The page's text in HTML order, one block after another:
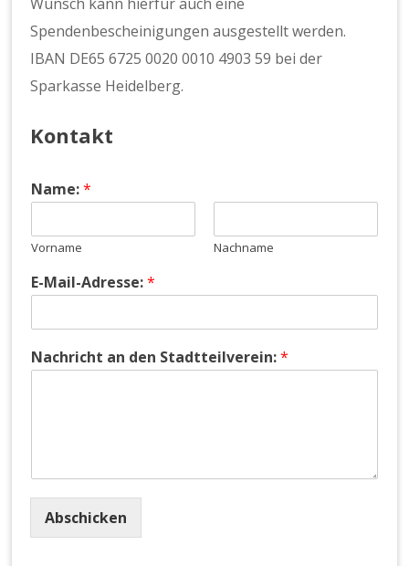
Spendenbescheinigungen ausgestellt werden.
IBAN DE65 6725 0020 0010 4903 59 bei der
Sparkasse Heidelberg.
Kontakt
Name:*
Vorname Nachname
E-Mail-Adresse:*
Nachricht an den Stadtteilverein:*
Abschicken